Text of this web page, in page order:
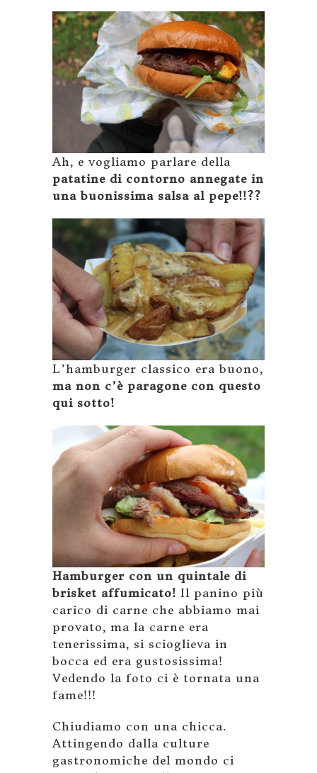
Ah, e vogliamo parlare della
patatine di contorno annegate in
una buonissima salsa al pepe!!??
L’hamburger classico era buono,
ma non c’è paragone con questo
qui sotto!
Hamburger con un quintale di
brisket affumicato! Il panino più
carico di carne che abbiamo mai
provato, ma la carne era
tenerissima, si scioglieva in
bocca ed era gustosissima!
Vedendo la foto ci è tornata una
fame!!!
Chiudiamo con una chicca.
Attingendo dalla culture
gastronomiche del mondo ci